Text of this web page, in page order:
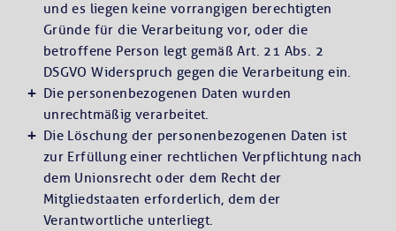
und es liegen keine vorrangigen berechtigten
Gründe für die Verarbeitung vor, oder die
betroffene Person legt gemäß Art. 21 Abs. 2
DSGVO Widerspruch gegen die Verarbeitung ein.
Die personenbezogenen Daten wurden
unrechtmäßig verarbeitet.
Die Löschung der personenbezogenen Daten ist
zur Erfüllung einer rechtlichen Verpflichtung nach
dem Unionsrecht oder dem Recht der
Mitgliedstaaten erforderlich, dem der
Verantwortliche unterliegt.